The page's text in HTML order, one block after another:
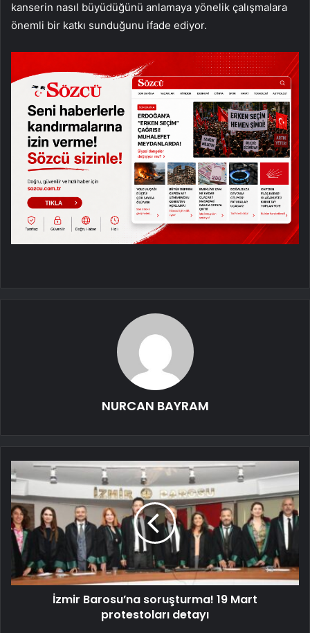
kanserin nasıl büyüdüğünü anlamaya yönelik çalışmalara
önemli bir katkı sunduğunu ifade ediyor.
NURCAN BAYRAM
İzmir Barosu’na soruşturma! 19 Mart
protestoları detayı